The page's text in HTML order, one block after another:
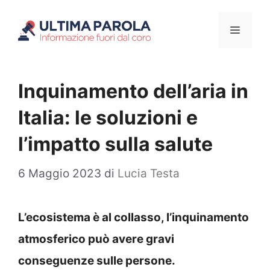
Menu
Inquinamento dell’aria in
Italia: le soluzioni e
l’impatto sulla salute
6 Maggio 2023 di Lucia Testa
L’ecosistema è al collasso, l’inquinamento
atmosferico può avere gravi
conseguenze sulle persone.